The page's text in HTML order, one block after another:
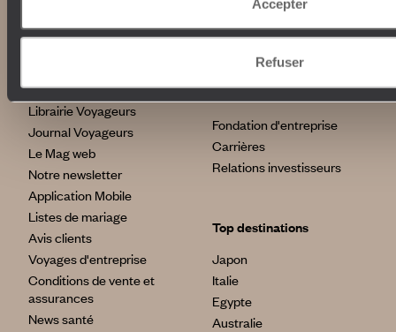
Accepter
Refuser
Librairie Voyageurs
Journal Voyageurs
Le Mag web
Notre newsletter
Application Mobile
Listes de mariage
Avis clients
Voyages d'entreprise
Conditions de vente et
assurances
News santé
Déconnecter
Plongée
Institutionnel
Fondation d'entreprise
Carrières
Relations investisseurs
Top destinations
Japon
Italie
Egypte
Australie